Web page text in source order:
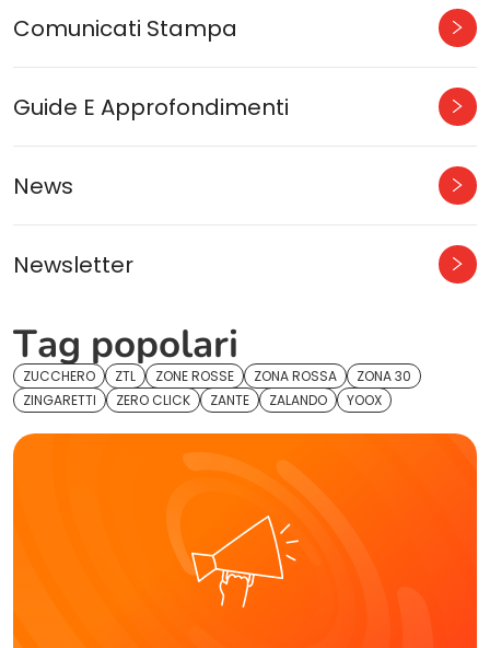
Comunicati Stampa
Guide E Approfondimenti
News
Newsletter
Tag popolari
ZUCCHERO ZTL ZONE ROSSE ZONA ROSSA
ZONA 30
ZINGARETTI
ZERO CLICK ZANTE ZALANDO YOOX